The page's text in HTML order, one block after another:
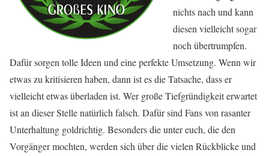
nichts nach und kann
diesen vielleicht sogar
noch übertrumpfen.
Dafür sorgen tolle Ideen und eine perfekte Umsetzung. Wenn wir
etwas zu kritisieren haben, dann ist es die Tatsache, dass er
vielleicht etwas überladen ist. Wer große Tiefgründigkeit erwartet
ist an dieser Stelle natürlich falsch. Dafür sind Fans von rasanter
Unterhaltung goldrichtig. Besonders die unter euch, die den
Vorgänger mochten, werden sich über die vielen Rückblicke und